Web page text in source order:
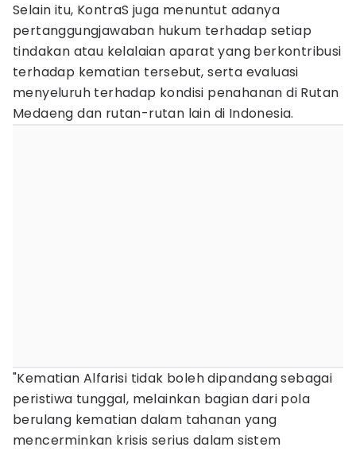
Selain itu, KontraS juga menuntut adanya
pertanggungjawaban hukum terhadap setiap
tindakan atau kelalaian aparat yang berkontribusi
terhadap kematian tersebut, serta evaluasi
menyeluruh terhadap kondisi penahanan di Rutan
Medaeng dan rutan-rutan lain di Indonesia.
"Kematian Alfarisi tidak boleh dipandang sebagai
peristiwa tunggal, melainkan bagian dari pola
berulang kematian dalam tahanan yang
mencerminkan krisis serius dalam sistem